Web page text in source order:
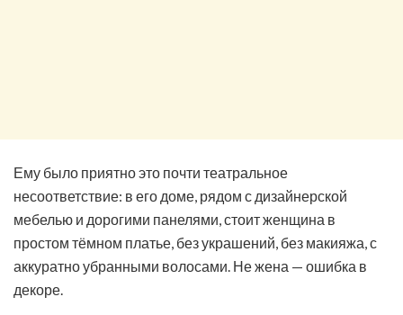
Ему было приятно это почти театральное
несоответствие: в его доме, рядом с дизайнерской
мебелью и дорогими панелями, стоит женщина в
простом тёмном платье, без украшений, без макияжа, с
аккуратно убранными волосами. Не жена — ошибка в
декоре.